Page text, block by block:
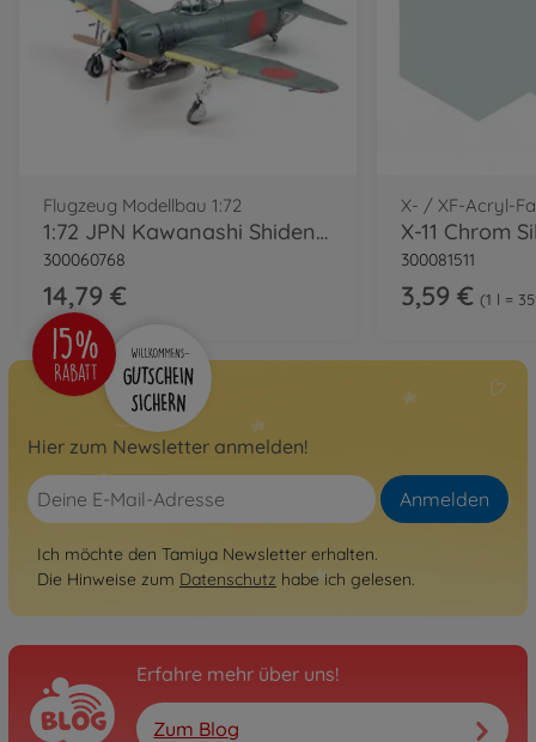
Flugzeug Modellbau 1:72
1:72 JPN Kawanashi Shiden Type 11
300060768
14,79 €
X- / XF-Acryl-
300081511
3,59 € 1 l =
Hier zum Newsletter anmelden!
Anmelden
Ich möchte den Tamiya Newsletter erhalten.
Die Hinweise zum Datenschutz habe ich gelesen.
Erfahre mehr über uns!
Zum Blog